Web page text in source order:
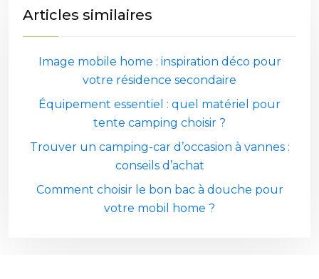
Articles similaires
Image mobile home : inspiration déco pour
votre résidence secondaire
Équipement essentiel : quel matériel pour
tente camping choisir ?
Trouver un camping-car d’occasion à vannes :
conseils d’achat
Comment choisir le bon bac à douche pour
votre mobil home ?